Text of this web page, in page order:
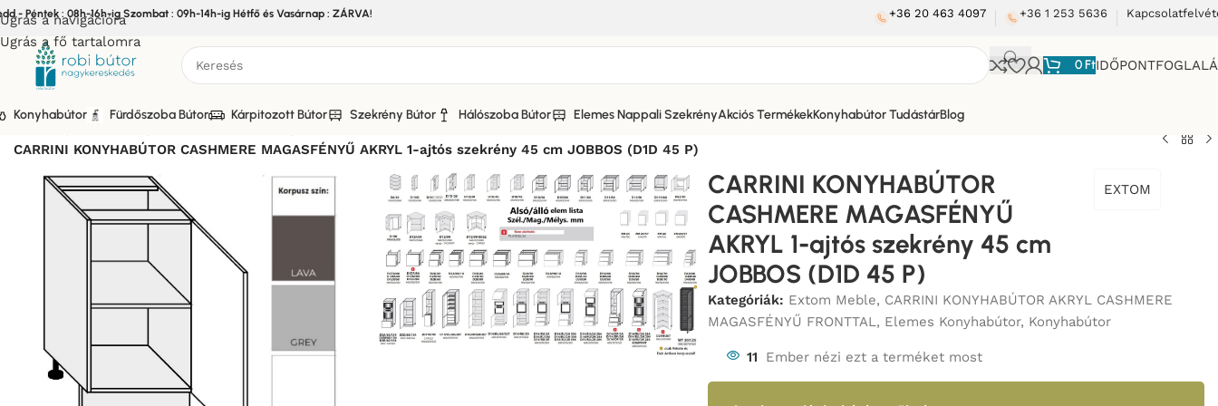
Ugrás a navigációra
Ugrás a fő tartalomra
- Péntek : 08h-16h-ig Szombat : 09h-14h-ig Hétfő és Vasárnap : ZÁRVA! +36 20 463 4097 +36 1 253 5636
0Ft
Konyhabútor Fürdőszoba Bútor Kárpitozott Bútor Szekrény Bútor Hálószoba Bútor Elemes Nappali SzekrényAkciós TermékekKonyhabútor TudástárBlog
Kezdőlap Elemes Konyhabútor CARRINI KONYHABÚTOR AKRYL CASHMERE MAGASFÉNYŰ FRONTTAL
CARRINI KONYHABÚTOR CASHMERE MAGASFÉNYŰ AKRYL 1-ajtós szekrény 45 cm JOBBOS (D1D 45 P)
CARRINI KONYHABÚTOR
CASHMERE MAGASFÉNYŰ
AKRYL 1-ajtós szekrény 45 cm
JOBBOS (D1D 45 P)
EXTOM
Kategóriák: Extom Meble, CARRINI KONYHABÚTOR AKRYL CASHMERE
MAGASFÉNYŰ FRONTTAL, Elemes Konyhabútor, Konyhabútor
11 Ember nézi ezt a terméket most